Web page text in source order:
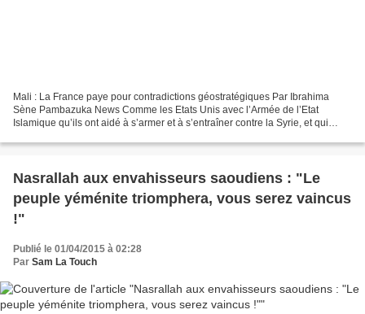
Mali : La France paye pour contradictions géostratégiques Par Ibrahima
Sène Pambazuka News Comme les Etats Unis avec l’Armée de l’Etat
Islamique qu’ils ont aidé à s’armer et à s’entraîner contre la Syrie, et qui
Nasrallah aux envahisseurs saoudiens : "Le
peuple yéménite triomphera, vous serez vaincus
!"
Publié le 01/04/2015 à 02:28
Par Sam La Touch